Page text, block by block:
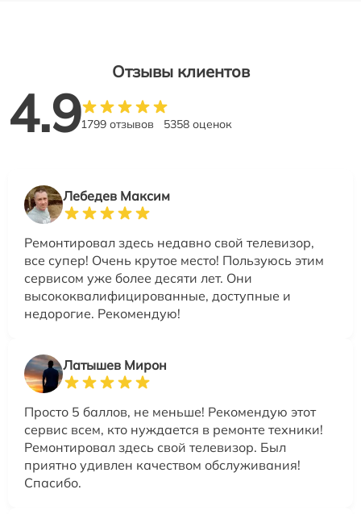
Отзывы клиентов
4.91799 отзывов 5358 оценок
Лебедев Максим
Ремонтировал здесь недавно свой телевизор,
все супер! Очень крутое место! Пользуюсь этим
сервисом уже более десяти лет. Они
высококвалифицированные, доступные и
недорогие. Рекомендую!
Латышев Мирон
Просто 5 баллов, не меньше! Рекомендую этот
сервис всем, кто нуждается в ремонте техники!
Ремонтировал здесь свой телевизор. Был
приятно удивлен качеством обслуживания!
Спасибо.